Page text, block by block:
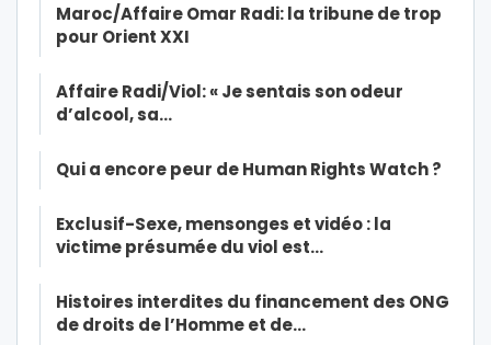
Maroc/Affaire Omar Radi: la tribune de trop
pour Orient XXI
Affaire Radi/Viol: « Je sentais son odeur
d’alcool, sa…
Qui a encore peur de Human Rights Watch ?
Exclusif-Sexe, mensonges et vidéo : la
victime présumée du viol est…
Histoires interdites du financement des ONG
de droits de l’Homme et de…